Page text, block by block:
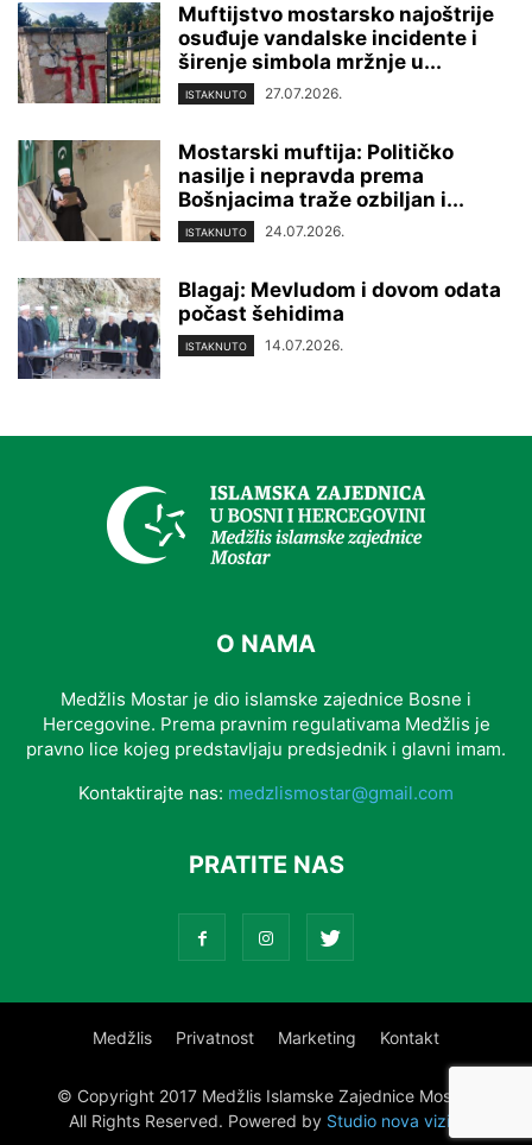
Muftijstvo mostarsko najoštrije
osuđuje vandalske incidente i
širenje simbola mržnje u...
ISTAKNUTO 27.07.2026.
Mostarski muftija: Političko
nasilje i nepravda prema
Bošnjacima traže ozbiljan i...
ISTAKNUTO 24.07.2026.
Blagaj: Mevludom i dovom odata
počast šehidima
ISTAKNUTO 14.07.2026.
O NAMA
Medžlis Mostar je dio islamske zajednice Bosne i
Hercegovine. Prema pravnim regulativama Medžlis je
pravno lice kojeg predstavljaju predsjednik i glavni imam.
Kontaktirajte nas: medzlismostar@gmail.com
PRATITE NAS
Medžlis Privatnost Marketing Kontakt
© Copyright 2017 Medžlis Islamske Zajednice Mostar.
All Rights Reserved. Powered by Studio nova vizija